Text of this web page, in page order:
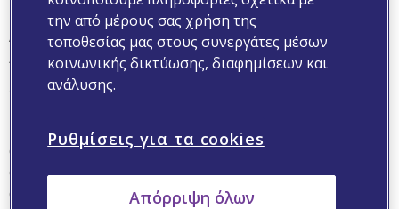
Ας δούμε ποια τρόφιμα και ποιο ρόφημα δεν πρέπει να
λείπουν από το καθημερινό μας διαιτολόγιο:
1.Βατόμουρα
Τα βατόμουρα διατηρούν τα επίπεδα της γλυκόζης στο
αίμα σε υγιή επίπεδα, διαθέτουν αντιοξειδωτικές και
αντιφλεγμονώδεις ιδιότητες και προστατεύουν τα
αιμοφόρα αγγεία.
την από μέρους σας χρήση της
τοποθεσίας μας στους συνεργάτες μέσων
κοινωνικής δικτύωσης, διαφημίσεων και
ανάλυσης.
Ρυθμίσεις για τα cookies
Απόρριψη όλων